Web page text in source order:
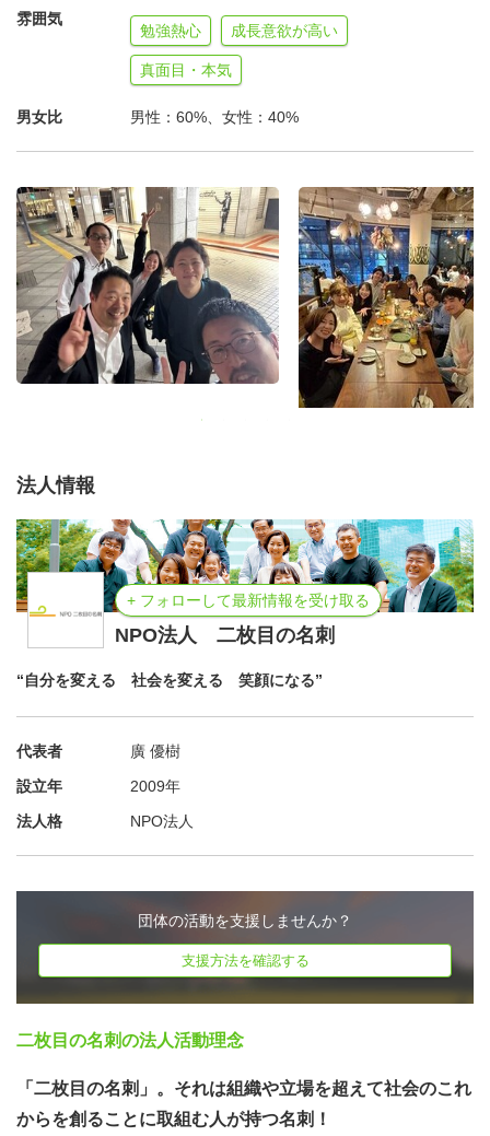
雰囲気
勉強熱心 成長意欲が高い
真面目・本気
男女比 男性：60%、女性：40%
法人情報
+ フォローして最新情報を受け取る
NPO法人 二枚目の名刺
“自分を変える 社会を変える 笑顔になる”
代表者
廣 優樹
設立年
2009年
法人格
NPO法人
団体の活動を支援しませんか？
支援方法を確認する
二枚目の名刺の法人活動理念
「二枚目の名刺」。それは組織や立場を超えて社会のこれ
からを創ることに取組む人が持つ名刺！